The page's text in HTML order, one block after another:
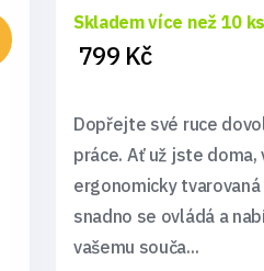
Skladem více než 10 ks
799 Kč
Dopřejte své ruce
práce. Ať už jste
ergonomicky
snadno se ovládá a
vašemu souča...